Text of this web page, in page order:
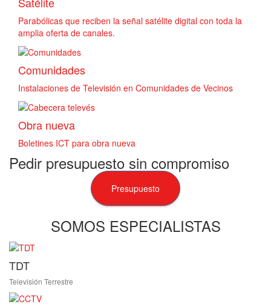
Parabólicas que reciben la señal satélite digital con toda la
amplia oferta de canales.
Comunidades
Instalaciones de Televisión en Comunidades de Vecinos
Obra nueva
Boletines ICT para obra nueva
Pedir presupuesto sin compromiso
Presupuesto
SOMOS ESPECIALISTAS
TDT
Televisión Terrestre